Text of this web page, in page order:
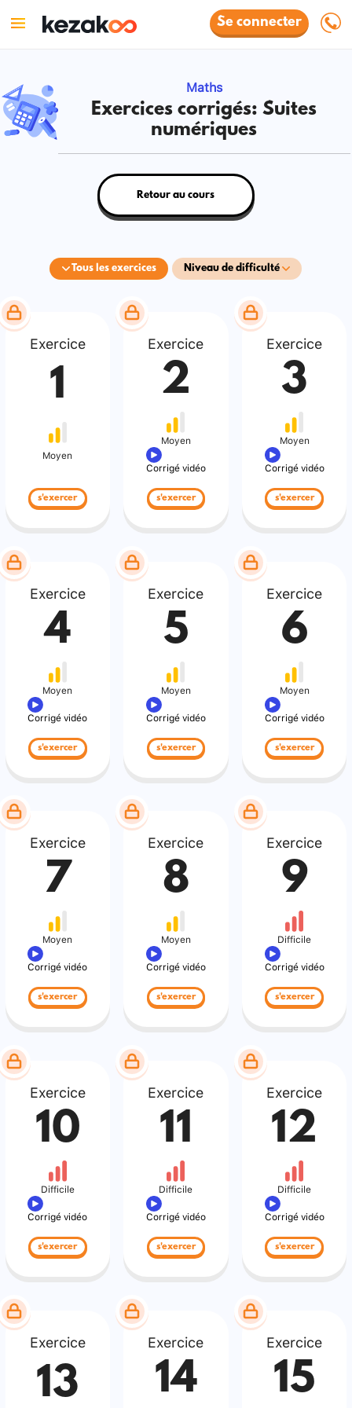
Se connecter
Maths
Exercices corrigés: Suites
numériques
Tous les exercices Niveau de difficulté
Retour au cours
Exercice
1
Moyen
s'exercer
Exercice
2
Moyen
Corrigé vidéo
s'exercer
Exercice
3
Moyen
Corrigé vidéo
s'exercer
Exercice
4
Moyen
Corrigé vidéo
s'exercer
Exercice
5
Moyen
Corrigé vidéo
s'exercer
Exercice
6
Moyen
Corrigé vidéo
s'exercer
Exercice
7
Moyen
Corrigé vidéo
s'exercer
Exercice
8
Moyen
Corrigé vidéo
s'exercer
Exercice
9
Difficile
Corrigé vidéo
s'exercer
Exercice
10
Difficile
Corrigé vidéo
s'exercer
Exercice
11
Difficile
Corrigé vidéo
s'exercer
Exercice
12
Difficile
Corrigé vidéo
s'exercer
Exercice
13
Exercice
14
Exercice
15